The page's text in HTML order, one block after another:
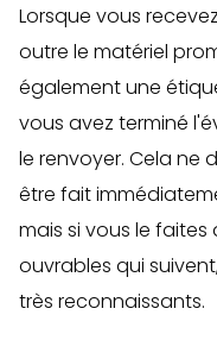
Lorsque vous
outre le matériel
également une
vous avez terminé
le renvoyer. Cela ne
être fait
mais si vous le faites
ouvrables qui
très reconnaissants.